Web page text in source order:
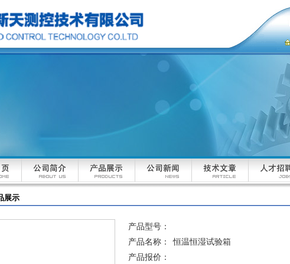
展示
产品型号：
产品名称：
恒温恒湿试验箱
产品报价：